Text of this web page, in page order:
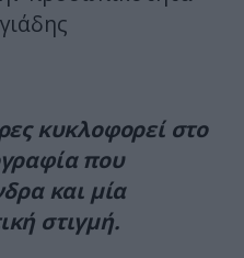
κυκλοφορεί στο
που
και μία
στιγμή.